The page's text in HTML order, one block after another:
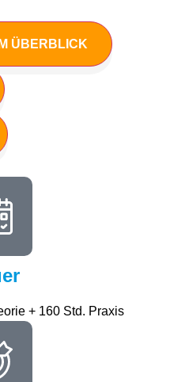
ÜBERBLICK
+ 160 Std. Praxis